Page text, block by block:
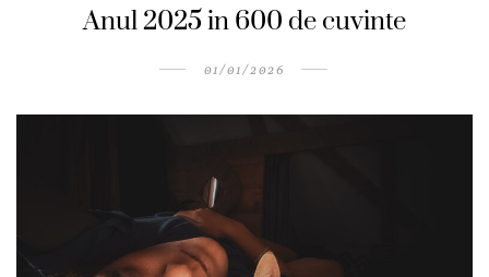
Anul 2025 in 600 de cuvinte
01/01/2026